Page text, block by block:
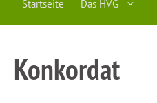
Startseite Das HVG
Konkordat